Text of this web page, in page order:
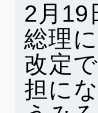
2月19
総理
改定
担に